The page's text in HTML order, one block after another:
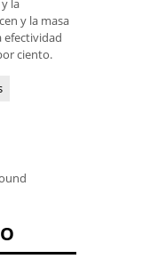
la
y la masa
efectividad
ciento.